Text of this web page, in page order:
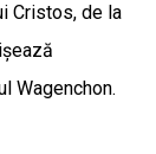
Cristos, de la
Wagenchon.